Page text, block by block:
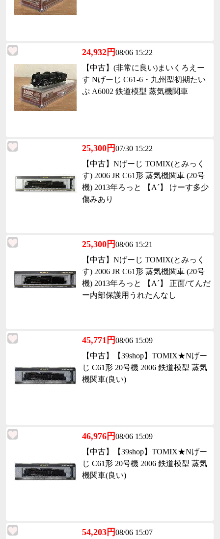
24,932円08/06 15:22
【中古】(非常に良い)まいくろえー
す Nげーじ C61-6・九州型初期たい
ぷ A6002 鉄道模型 蒸気機関車
25,300円07/30 15:22
【中古】Nげーじ TOMIX(とみっく
す) 2006 JR C61形 蒸気機関車 (20号
機) 2013年ろっと 【A´】 けーす多少
傷みあり
25,300円08/06 15:21
【中古】Nげーじ TOMIX(とみっく
す) 2006 JR C61形 蒸気機関車 (20号
機) 2013年ろっと 【A´】 正面/てんだ
ー内部保護用うれたんなし
45,771円08/06 15:09
【中古】【39shop】TOMIX★Nげー
じ C61形 20号機 2006 鉄道模型 蒸気
機関車(良い)
46,976円08/06 15:09
【中古】【39shop】TOMIX★Nげー
じ C61形 20号機 2006 鉄道模型 蒸気
機関車(良い)
54,203円08/06 15:07